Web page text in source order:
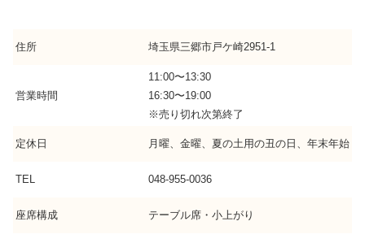
住所 埼玉県三郷市戸ケ崎2951-1
営業時間
11:00〜13:30
16:30〜19:00
※売り切れ次第終了
定休日 月曜、金曜、夏の土用の丑の日、年末年始
TEL 048-955-0036
座席構成 テーブル席・小上がり